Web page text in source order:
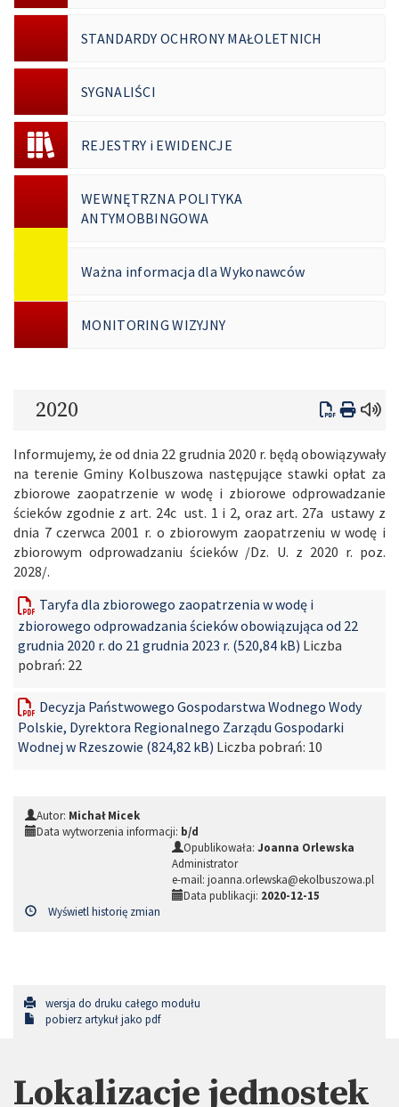
STANDARDY OCHRONY MAŁOLETNICH
SYGNALIŚCI
REJESTRY i EWIDENCJE
WEWNĘTRZNA POLITYKA
ANTYMOBBINGOWA
Ważna informacja dla Wykonawców
MONITORING WIZYJNY
2020
Informujemy, że od dnia 22 grudnia 2020 r. będą obowiązywały
na terenie Gminy Kolbuszowa następujące stawki opłat za
zbiorowe zaopatrzenie w wodę i zbiorowe odprowadzanie
ścieków zgodnie z art. 24c ust. 1 i 2, oraz art. 27a ustawy z
dnia 7 czerwca 2001 r. o zbiorowym zaopatrzeniu w wodę i
zbiorowym odprowadzaniu ścieków /Dz. U. z 2020 r. poz.
2028/.
Taryfa dla zbiorowego zaopatrzenia w wodę i
zbiorowego odprowadzania ścieków obowiązująca od 22
grudnia 2020 r. do 21 grudnia 2023 r. (520,84 kB) Liczba
pobrań: 22
Decyzja Państwowego Gospodarstwa Wodnego Wody
Polskie, Dyrektora Regionalnego Zarządu Gospodarki
Wodnej w Rzeszowie (824,82 kB) Liczba pobrań: 10
Autor: Michał Micek
Data wytworzenia informacji: b/d
Opublikowała: Joanna Orlewska
Administrator
e-mail: joanna.orlewska@ekolbuszowa.pl
Data publikacji: 2020-12-15
Wyświetl historię zmian
wersja do druku całego modułu
pobierz artykuł jako pdf
Lokalizacje jednostek